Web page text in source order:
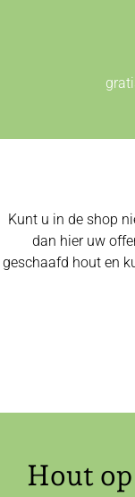
Kunt u in de shop
dan hier uw
geschaafd hout en
Hout